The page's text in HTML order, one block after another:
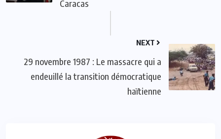
Caracas
NEXT
29 novembre 1987 : Le massacre qui a
endeuillé la transition démocratique
haïtienne